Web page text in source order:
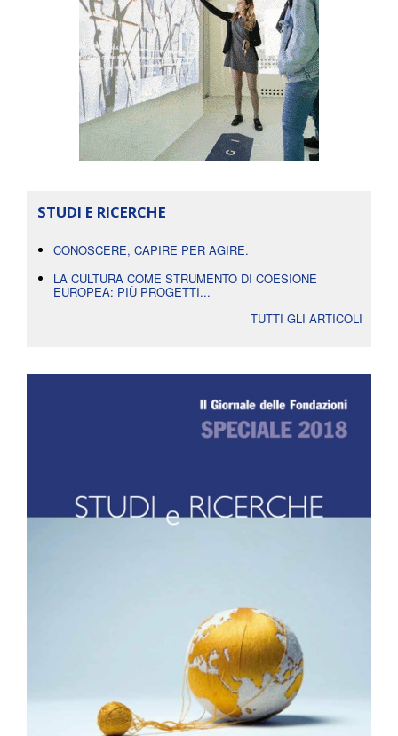
STUDI E RICERCHE
CONOSCERE, CAPIRE PER AGIRE.
LA CULTURA COME STRUMENTO DI COESIONE
EUROPEA: PIÙ PROGETTI...
TUTTI GLI ARTICOLI